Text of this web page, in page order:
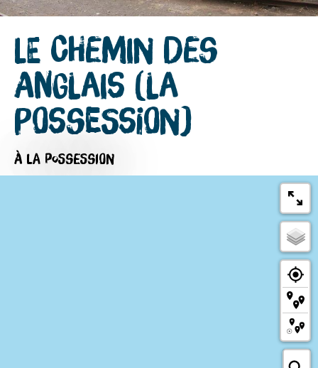
Le Chemin des
Anglais (La
Possession)
À LA POSSESSION